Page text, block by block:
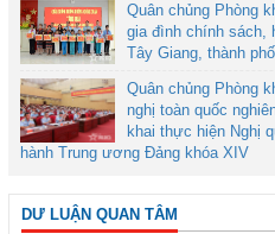
Quân chủng Phòng
gia đình chính sách,
Tây Giang, thành
Quân chủng Phòng
nghị toàn quốc
khai thực hiện Nghị
hành Trung ương Đảng khóa XIV
DƯ LUẬN QUAN TÂM